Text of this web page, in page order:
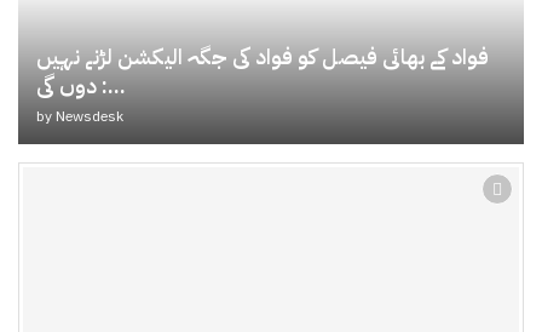
فواد کے بھائی فیصل کو فواد کی جگہ الیکشن لڑنے نہیں
دوں گی :...
byNewsdesk